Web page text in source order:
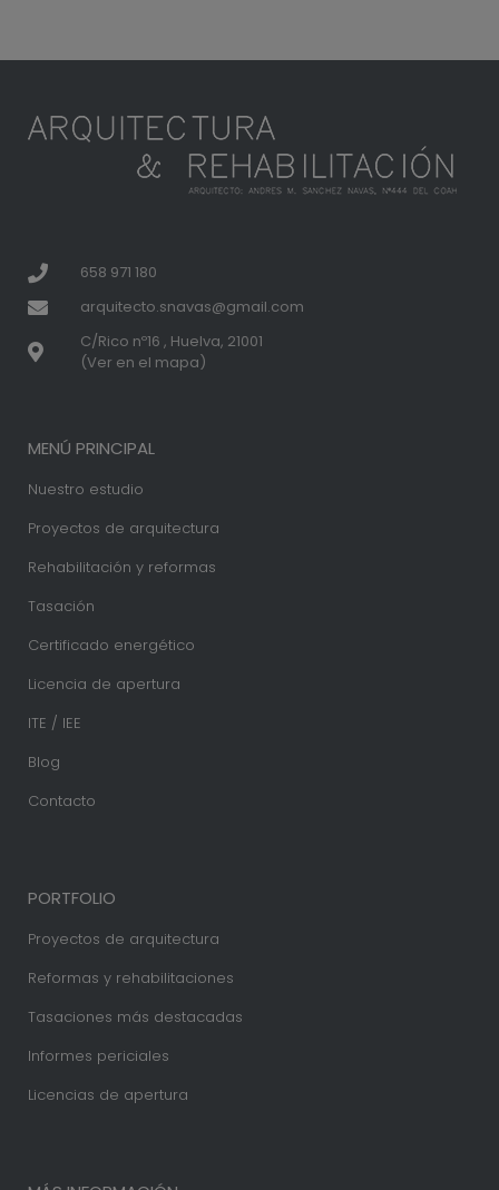
658 971 180
arquitecto.snavas@gmail.com
C/Rico nº16 , Huelva, 21001
(Ver en el mapa)
MENÚ PRINCIPAL
Nuestro estudio
Proyectos de arquitectura
Rehabilitación y reformas
Tasación
Certificado energético
Licencia de apertura
ITE / IEE
Blog
Contacto
PORTFOLIO
Proyectos de arquitectura
Reformas y rehabilitaciones
Tasaciones más destacadas
Informes periciales
Licencias de apertura